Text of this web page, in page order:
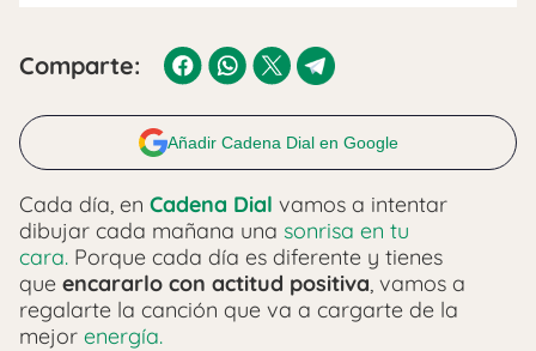
Comparte:
Añadir Cadena Dial en Google
Cada día, en Cadena Dial vamos a intentar
dibujar cada mañana una sonrisa en tu
cara. Porque cada día es diferente y tienes
que encararlo con actitud positiva, vamos a
regalarte la canción que va a cargarte de la
mejor energía.